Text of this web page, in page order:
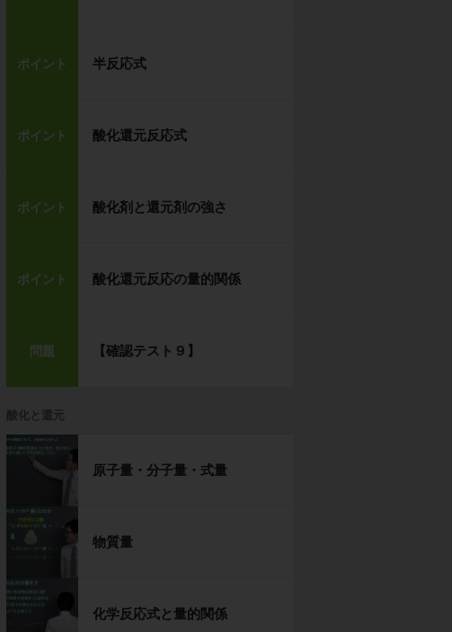
ポイント 半反応式
ポイント 酸化還元反応式
ポイント 酸化剤と還元剤の強さ
ポイント 酸化還元反応の量的関係
問題 【確認テスト９】
酸化と還元
原子量・分子量・式量
物質量
化学反応式と量的関係